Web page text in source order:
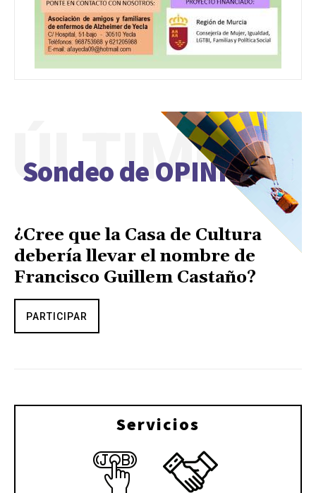
Sondeo de OPINIÓN
ÚLTIMO
¿Cree que la Casa de Cultura
debería llevar el nombre de
Francisco Guillem Castaño?
PARTICIPAR
Servicios